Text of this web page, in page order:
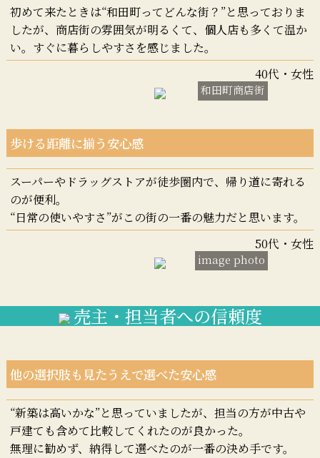
和田町商店街
初めて来たときは“和田町ってどんな街？”と思っておりま
したが、商店街の雰囲気が明るくて、個人店も多くて温か
い。すぐに暮らしやすさを感じました。
40代・女性
image photo
歩ける距離に揃う安心感
スーパーやドラッグストアが徒歩圏内で、帰り道に寄れる
のが便利。
“日常の使いやすさ”がこの街の一番の魅力だと思います。
50代・女性
売主・担当者への信頼度
他の選択肢も見たうえで選べた安心感
“新築は高いかな”と思っていましたが、担当の方が中古や
戸建ても含めて比較してくれたのが良かった。
無理に勧めず、納得して選べたのが一番の決め手です。